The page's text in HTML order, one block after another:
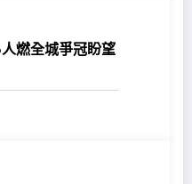
燃全城爭冠盼望